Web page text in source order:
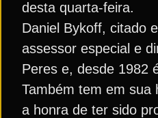
desta quarta-feira.
Daniel Bykoff, citado
assessor especial e
Peres e, desde 1982
Também tem em sua
a honra de ter sido